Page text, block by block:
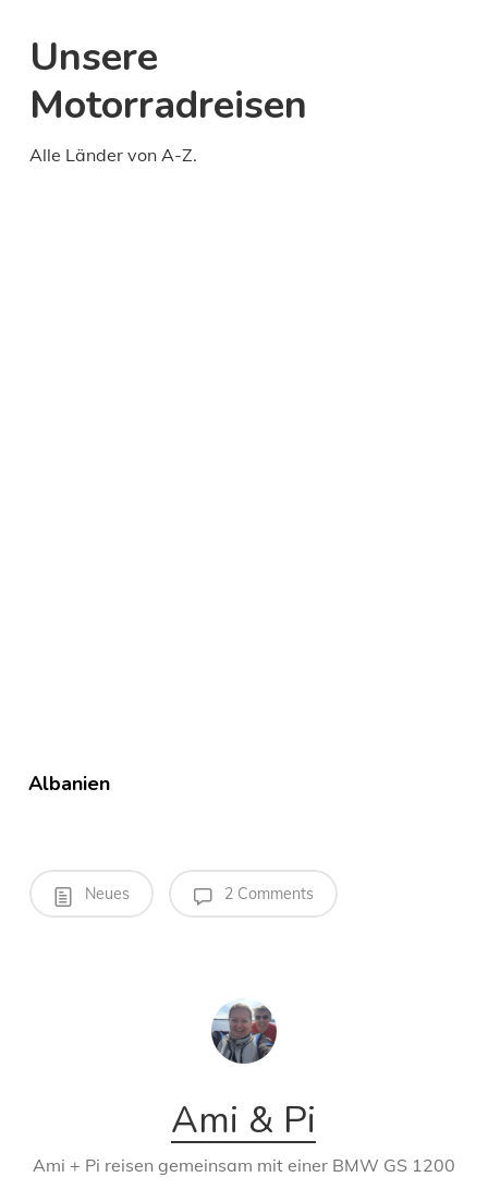
Unsere
Motorradreisen
Alle Länder von A-Z.
Albanien
Neues 2 Comments
Ami & Pi
Ami + Pi reisen gemeinsam mit einer BMW GS 1200